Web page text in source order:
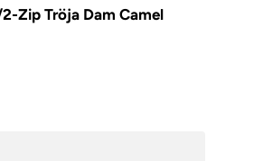
2-Zip Tröja Dam Camel